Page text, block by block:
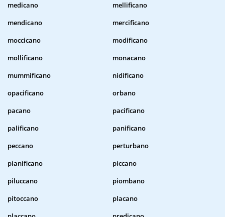
medicano
mellificano
mendicano
mercificano
moccicano
modificano
mollificano
monacano
mummificano
nidificano
opacificano
orbano
pacano
pacificano
palificano
panificano
peccano
perturbano
pianificano
piccano
piluccano
piombano
pitoccano
placano